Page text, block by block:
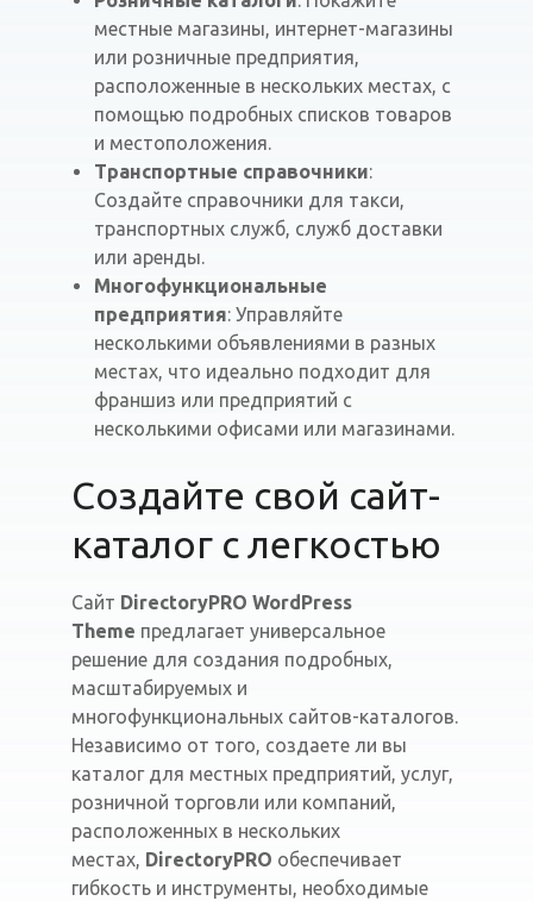
местные магазины, интернет-магазины
или розничные предприятия,
расположенные в нескольких местах, с
помощью подробных списков товаров
и местоположения.
Транспортные справочники:
Создайте справочники для такси,
транспортных служб, служб доставки
или аренды.
Многофункциональные
предприятия: Управляйте
несколькими объявлениями в разных
местах, что идеально подходит для
франшиз или предприятий с
несколькими офисами или магазинами.
Создайте свой сайт-
каталог с легкостью
Сайт DirectoryPRO WordPress
Theme предлагает универсальное
решение для создания подробных,
масштабируемых и
многофункциональных сайтов-каталогов.
Независимо от того, создаете ли вы
каталог для местных предприятий, услуг,
розничной торговли или компаний,
расположенных в нескольких
местах, DirectoryPRO обеспечивает
гибкость и инструменты, необходимые